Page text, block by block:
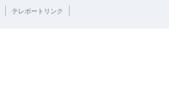
テレボートリンク